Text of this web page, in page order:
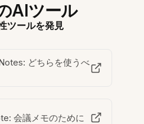
AIツール
ツールを発見
どちらを使うべ
会議メモのために